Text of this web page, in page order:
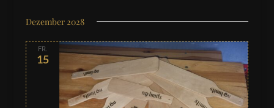
Dezember 2028
FR.
15